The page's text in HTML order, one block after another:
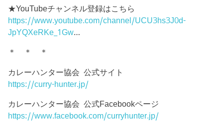
★YouTubeチャンネル登録はこちら
https://www.youtube.com/channel/UCU3hs3J0d-
JpYQXeRKe_1Gw…
＊ ＊ ＊
カレーハンター協会 公式サイト
https://curry-hunter.jp/
カレーハンター協会 公式Facebookページ
https://www.facebook.com/curryhunter.jp/